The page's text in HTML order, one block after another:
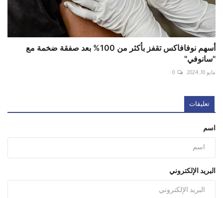
أسهم نوفافاكس تقفز بأكثر من 100% بعد صفقة ضخمة مع
"سانوفي"
مايو 10, 2024 0
تعليقات
اسم
البريد الإلكتروني